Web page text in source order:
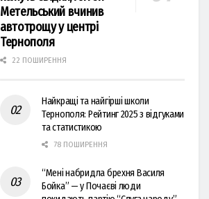
Метельський вчинив
автотрощу у центрі
Тернополя
22 ПОШИРЕННЯ
Найкращі та найгірші школи
Тернополя: Рейтинг 2025 з відгуками
та статистикою
78 ПОШИРЕННЯ
“Мені набридла брехня Василя
Бойка” — у Почаєві люди